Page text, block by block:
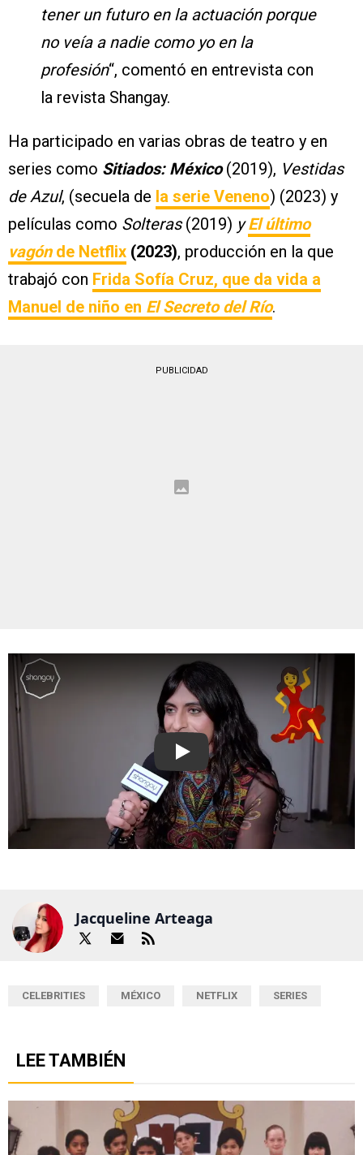
tener un futuro en la actuación porque
no veía a nadie como yo en la
profesión“, comentó en entrevista con
la revista Shangay.
Ha participado en varias obras de teatro y en
series como Sitiados: México (2019), Vestidas
de Azul, (secuela de la serie Veneno) (2023) y
películas como Solteras(2019) y El último
vagón de Netflix (2023), producción en la que
trabajó con Frida Sofía Cruz, que da vida a
Manuel de niño en El Secreto del Río.
PUBLICIDAD
Play
Jacqueline Arteaga
CELEBRITIES MÉXICO NETFLIX SERIES
LEE TAMBIÉN